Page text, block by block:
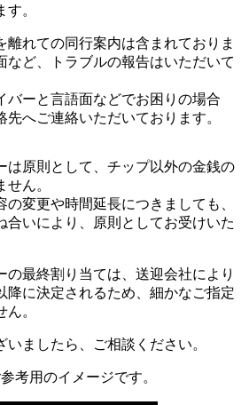
。
離れての同行案内は含まれておりま
など、トラブルの報告はいただいて
バーと言語面などでお困りの場合
先へご連絡いただいております。
は原則として、チップ以外の金銭の
ん。
の変更や時間延長につきましても、
合いにより、原則としてお受けいた
の最終割り当ては、送迎会社により
降に決定されるため、細かなご指定
。
いましたら、ご相談ください。
考用のイメージです。